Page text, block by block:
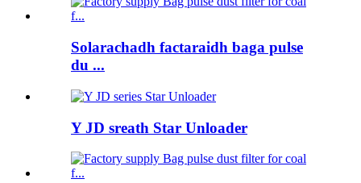
Solarachadh factaraidh baga pulse
du ...
Y JD sreath Star Unloader